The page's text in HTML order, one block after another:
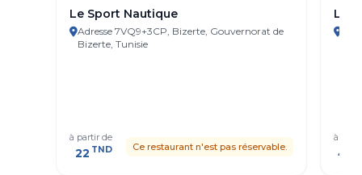
Le Sport Nautique
Adresse 7VQ9+3CP, Bizerte, Gouvernorat de
Bizerte, Tunisie
à partir de
22 TND Ce restaurant n'est pas réservable.
Le
à
47